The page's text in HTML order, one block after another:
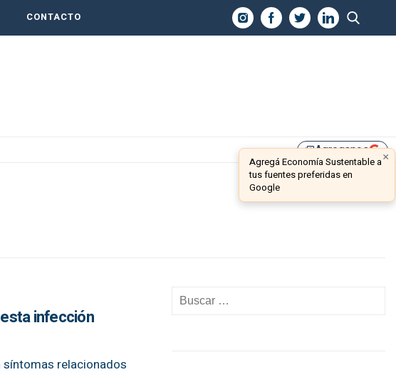
CONTACTO
library_addAgreganos ×
Agregá Economía Sustentable a
tus fuentes preferidas en
Google
infección
síntomas relacionados